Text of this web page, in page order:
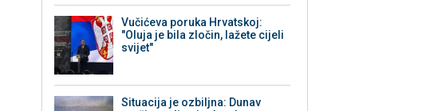
Vučićeva poruka Hrvatskoj:
"Oluja je bila zločin, lažete cijeli
svijet"
Situacija je ozbiljna: Dunav